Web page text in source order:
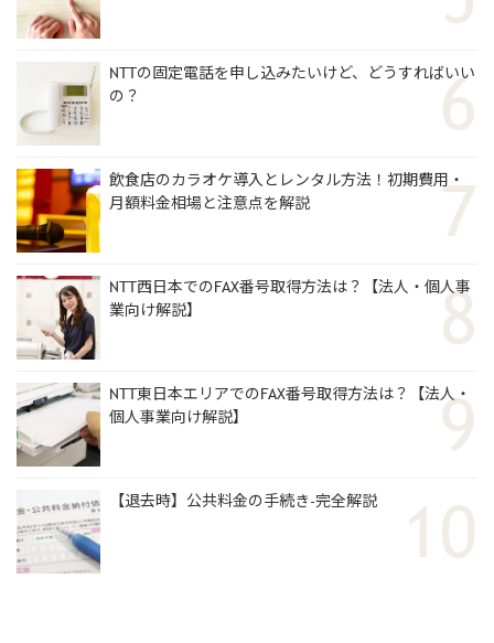
NTTの固定電話を申し込みたいけど、どうすればいい
の？
飲食店のカラオケ導入とレンタル方法！初期費用・
月額料金相場と注意点を解説
NTT西日本でのFAX番号取得方法は？【法人・個人事
業向け解説】
NTT東日本エリアでのFAX番号取得方法は？【法人・
個人事業向け解説】
【退去時】公共料金の手続き-完全解説